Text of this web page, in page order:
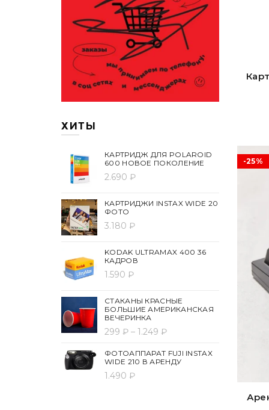
-25%
ХИТЫ
КАРТРИДЖ ДЛЯ POLAROID
600 НОВОЕ ПОКОЛЕНИЕ
2.690 ₽
КАРТРИДЖИ INSTAX WIDE 20
ФОТО
3.180 ₽
KODAK ULTRAMAX 400 36
КАДРОВ
1.590 ₽
СТАКАНЫ КРАСНЫЕ
БОЛЬШИЕ АМЕРИКАНСКАЯ
ВЕЧЕРИНКА
299 ₽ – 1.249 ₽
ФОТОАППАРАТ FUJI INSTAX
WIDE 210 В АРЕНДУ
1.490 ₽